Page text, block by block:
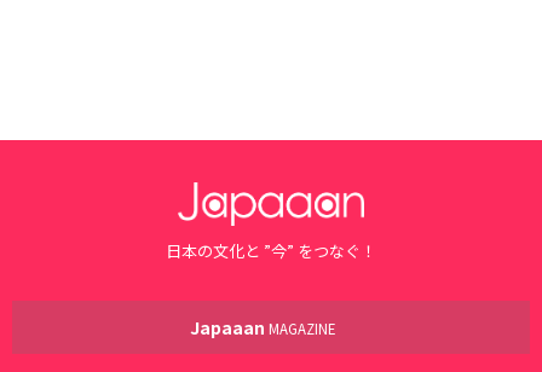
日本の文化と ”今” をつなぐ！
Japaaan MAGAZINE